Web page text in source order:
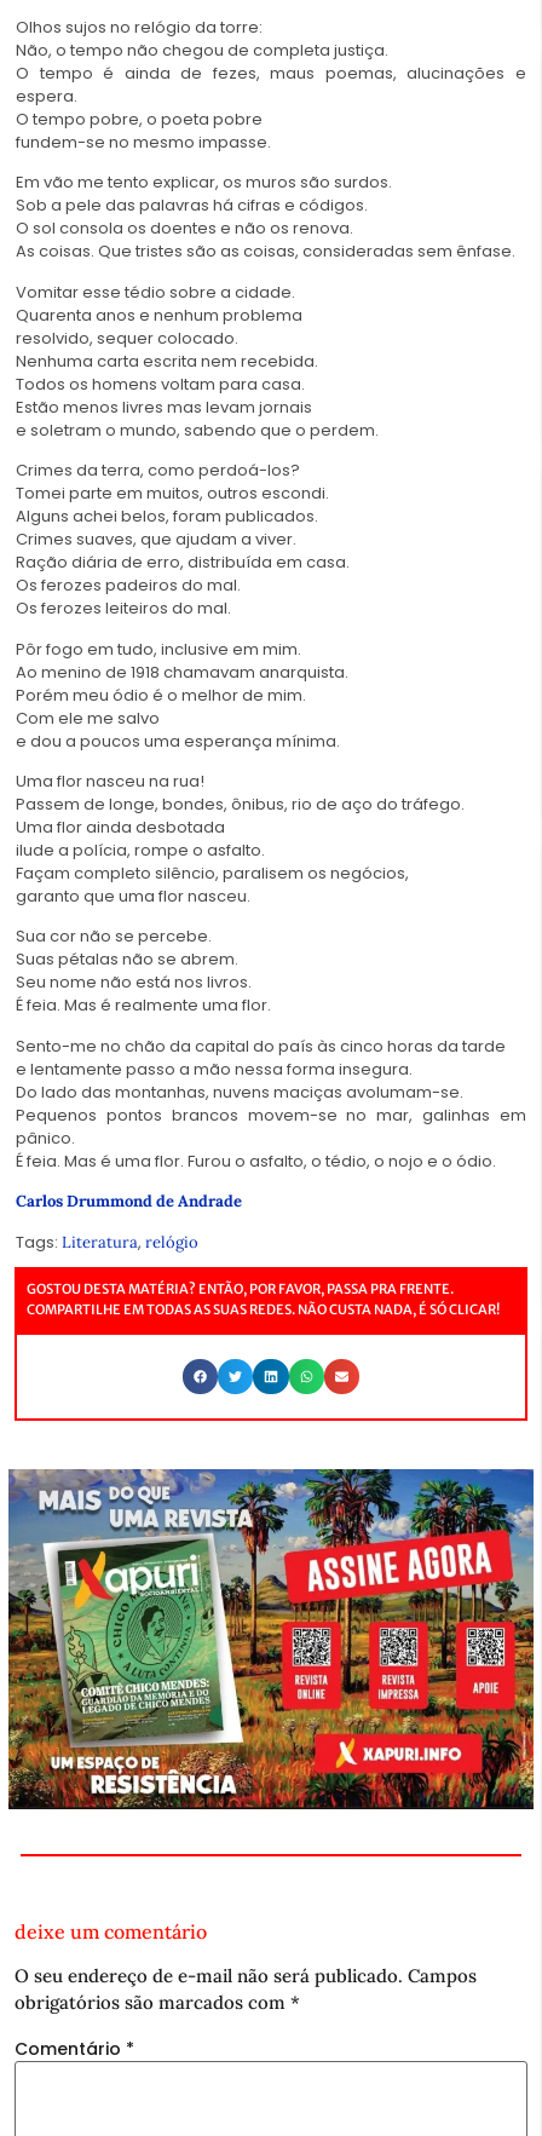
Olhos sujos no relógio da torre:
Não, o tempo não chegou de completa justiça.
O tempo é ainda de fezes, maus poemas, alucinações e
espera.
O tempo pobre, o poeta pobre
fundem-se no mesmo impasse.
Em vão me tento explicar, os muros são surdos.
Sob a pele das palavras há cifras e códigos.
O sol consola os doentes e não os renova.
As coisas. Que tristes são as coisas, consideradas sem ênfase.
Vomitar esse tédio sobre a cidade.
Quarenta anos e nenhum problema
resolvido, sequer colocado.
Nenhuma carta escrita nem recebida.
Todos os homens voltam para casa.
Estão menos livres mas levam jornais
e soletram o mundo, sabendo que o perdem.
Crimes da terra, como perdoá-los?
Tomei parte em muitos, outros escondi.
Alguns achei belos, foram publicados.
Crimes suaves, que ajudam a viver.
Ração diária de erro, distribuída em casa.
Os ferozes padeiros do mal.
Os ferozes leiteiros do mal.
Pôr fogo em tudo, inclusive em mim.
Ao menino de 1918 chamavam anarquista.
Porém meu ódio é o melhor de mim.
Com ele me salvo
e dou a poucos uma esperança mínima.
Uma flor nasceu na rua!
Passem de longe, bondes, ônibus, rio de aço do tráfego.
Uma flor ainda desbotada
ilude a polícia, rompe o asfalto.
Façam completo silêncio, paralisem os negócios,
garanto que uma flor nasceu.
Sua cor não se percebe.
Suas pétalas não se abrem.
Seu nome não está nos livros.
É feia. Mas é realmente uma flor.
Sento-me no chão da capital do país às cinco horas da tarde
e lentamente passo a mão nessa forma insegura.
Do lado das montanhas, nuvens maciças avolumam-se.
Pequenos pontos brancos movem-se no mar, galinhas em
pânico.
É feia. Mas é uma flor. Furou o asfalto, o tédio, o nojo e o ódio.
Carlos Drummond de Andrade
Tags: Literatura, relógio
GOSTOU DESTA MATÉRIA? ENTÃO, POR FAVOR, PASSA PRA FRENTE.
COMPARTILHE EM TODAS AS SUAS REDES. NÃO CUSTA NADA, É SÓ CLICAR!
deixe um comentário
O seu endereço de e-mail não será publicado. Campos
obrigatórios são marcados com *
Comentário *